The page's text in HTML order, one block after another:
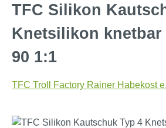
TFC Silikon
Knetsilikon knetbar
90 1:1
TFC Troll Factory Rainer Habekost
Bildergalerie überspringen